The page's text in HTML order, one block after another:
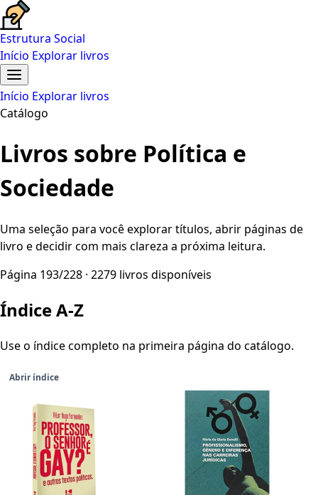
Estrutura Social
Início Explorar livros
Início Explorar livros
Catálogo
Livros sobre Política e
Sociedade
Uma seleção para você explorar títulos, abrir páginas de
livro e decidir com mais clareza a próxima leitura.
Página 193/228 · 2279 livros disponíveis
Índice A-Z
Use o índice completo na primeira página do catálogo.
Abrir índice